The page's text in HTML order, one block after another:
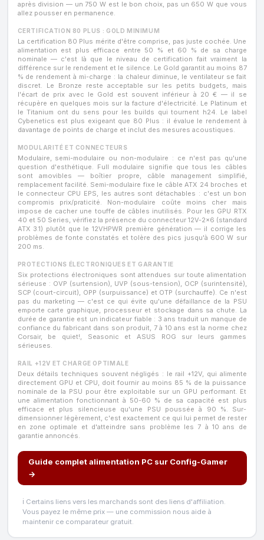
après division — un 750 W est le bon choix, pas un 650 W que vous
allez pousser en permanence.
CERTIFICATION 80 PLUS : GOLD MINIMUM
La certification 80 Plus mérite d'être comprise, pas juste cochée. Une
alimentation est plus efficace entre 50 % et 60 % de sa charge
nominale — c'est là que le niveau de certification fait vraiment la
différence sur le rendement et le silence. Le Gold garantit au moins 87
% de rendement à mi-charge : la chaleur diminue, le ventilateur se fait
discret. Le Bronze reste acceptable sur les petits budgets, mais
l'écart de prix avec le Gold est souvent inférieur à 20 € — il se
récupère en quelques mois sur la facture d'électricité. Le Platinum et
le Titanium ont du sens pour les builds qui tournent h24. Le label
Cybenetics est plus exigeant que 80 Plus : il évalue le rendement à
davantage de points de charge et inclut des mesures acoustiques.
MODULARITÉ ET CONNECTEURS
Modulaire, semi-modulaire ou non-modulaire : ce n'est pas qu'une
question d'esthétique. Full modulaire signifie que tous les câbles
sont amovibles — boîtier propre, câble management simplifié,
remplacement facilité. Semi-modulaire fixe le câble ATX 24 broches et
le connecteur CPU EPS, les autres sont détachables : c'est un bon
compromis prix/praticité. Non-modulaire coûte moins cher mais
impose de cacher une touffe de câbles inutilisés. Pour les GPU RTX
40 et 50 Series, vérifiez la présence du connecteur 12V-2x6 (standard
ATX 3.1) plutôt que le 12VHPWR première génération — il corrige les
problèmes de fonte constatés et tolère des pics jusqu'à 600 W sur
200 ms.
PROTECTIONS ÉLECTRONIQUES ET GARANTIE
Six protections électroniques sont attendues sur toute alimentation
sérieuse : OVP (surtension), UVP (sous-tension), OCP (surintensité),
SCP (court-circuit), OPP (surpuissance) et OTP (surchauffe). Ce n'est
pas du marketing — c'est ce qui évite qu'une défaillance de la PSU
emporte carte graphique, processeur et stockage dans sa chute. La
durée de garantie est un indicateur fiable : 3 ans traduit un manque de
confiance du fabricant dans son produit, 7 à 10 ans est la norme chez
Corsair, be quiet!, Seasonic et ASUS ROG sur leurs gammes
sérieuses.
RAIL +12V ET CHARGE OPTIMALE
Deux détails techniques souvent négligés : le rail +12V, qui alimente
directement GPU et CPU, doit fournir au moins 85 % de la puissance
nominale de la PSU pour être exploitable sur un GPU performant. Et
une alimentation fonctionnant à 50-60 % de sa capacité est plus
efficace et plus silencieuse qu'une PSU poussée à 90 %. Sur-
dimensionner légèrement, c'est exactement ce qui lui permet de rester
en zone optimale et d'atteindre sans problème les 7 à 10 ans de
garantie annoncés.
Guide complet alimentation PC sur Config-Gamer
→
ℹ️ Certains liens vers les marchands sont des liens d'affiliation.
Vous payez le même prix — une commission nous aide à
maintenir ce comparateur gratuit.